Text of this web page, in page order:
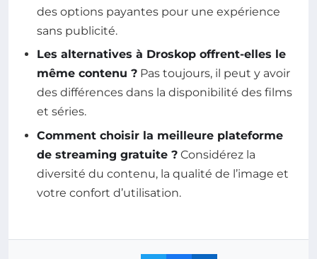
des options payantes pour une expérience
sans publicité.
Les alternatives à Droskop offrent-elles le
même contenu ? Pas toujours, il peut y avoir
des différences dans la disponibilité des films
et séries.
Comment choisir la meilleure plateforme
de streaming gratuite ? Considérez la
diversité du contenu, la qualité de l’image et
votre confort d’utilisation.